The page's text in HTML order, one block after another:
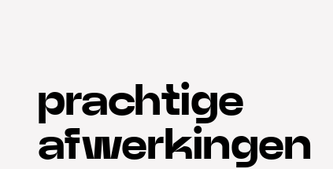
prachtige
afwerkingen